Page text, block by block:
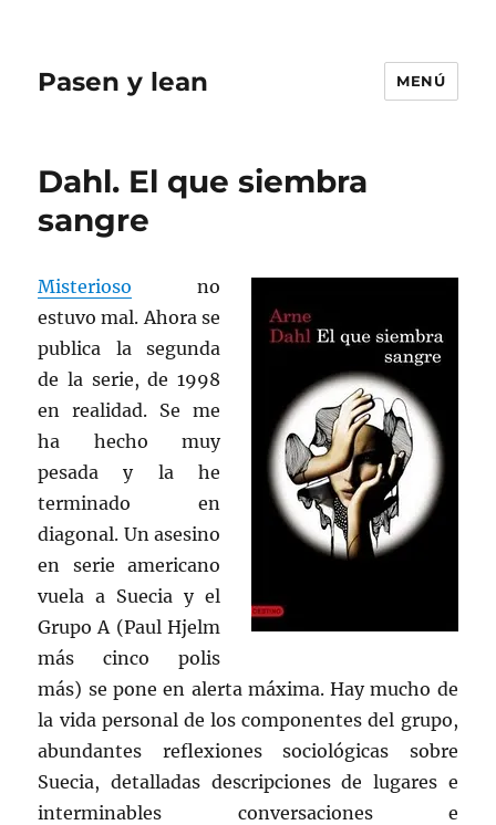
Pasen y lean MENÚ
Dahl. El que siembra
sangre
Misterioso no
estuvo mal. Ahora se
publica la segunda
de la serie, de 1998
en realidad. Se me
ha hecho muy
pesada y la he
terminado en
diagonal. Un asesino
en serie americano
vuela a Suecia y el
Grupo A (Paul Hjelm
más cinco polis
más) se pone en alerta máxima. Hay mucho de
la vida personal de los componentes del grupo,
abundantes reflexiones sociológicas sobre
Suecia, detalladas descripciones de lugares e
interminables conversaciones e